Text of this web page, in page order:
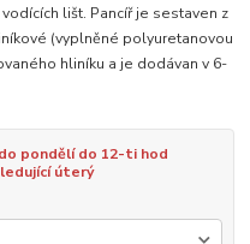
lišt. Pancíř je sestaven z
(vyplněné polyuretanovou
hliníku a je dodávan v 6-
pondělí do 12-ti hod
úterý